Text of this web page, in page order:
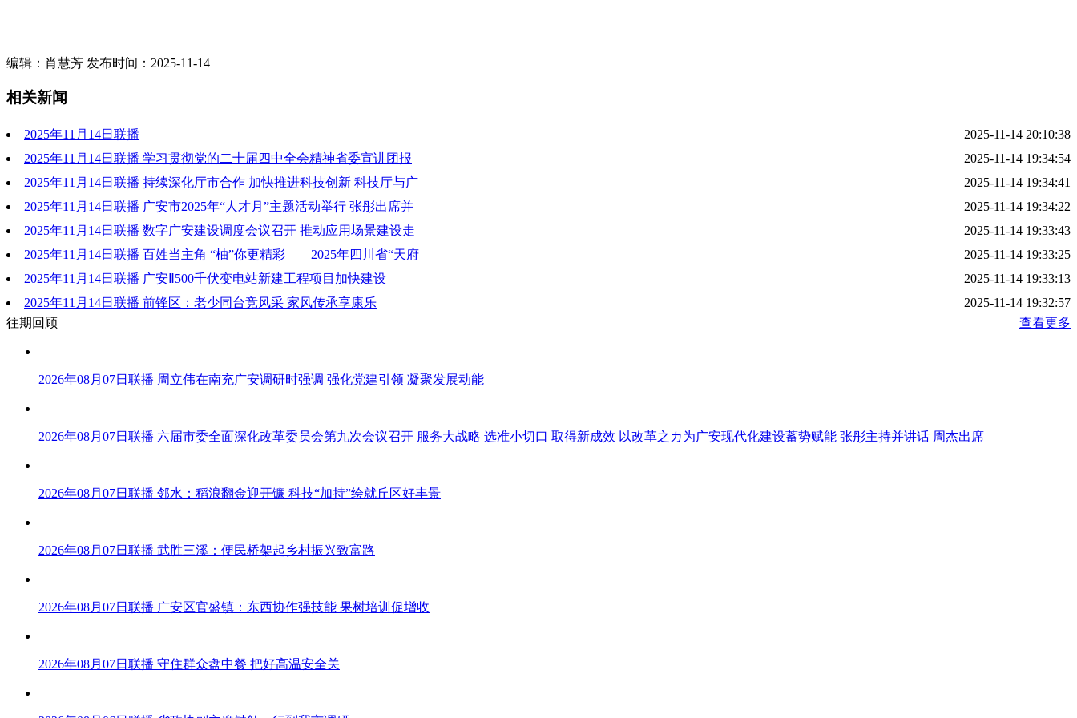
编辑：肖慧芳 发布时间：2025-11-14
相关新闻
2025年11月14日联播
2025-11-14 20:10:38
2025年11月14日联播 学习贯彻党的二十届四中全会精神省委宣讲团报
告会举行 路松明作宣讲报告 张彤主持 刘襄渝张力甘用德陈伟出席
2025-11-14 19:34:54
2025年11月14日联播 持续深化厅市合作 加快推进科技创新 科技厅与广
安市厅市工作会商会召开 路松明张彤出席并讲话 刘襄渝主持
2025-11-14 19:34:41
2025年11月14日联播 广安市2025年“人才月”主题活动举行 张彤出席并
致辞 石碧雷宪章潘锦功刘孝波刘襄渝出席
2025-11-14 19:34:22
2025年11月14日联播 数字广安建设调度会议召开 推动应用场景建设走
在全省前列
2025-11-14 19:33:43
2025年11月14日联播 百姓当主角 “柚”你更精彩——2025年四川省“天府
百姓大舞台”川东北片区汇演暨第十届广安龙安柚旅游文化活动启幕
2025-11-14 19:33:25
2025年11月14日联播 广安Ⅱ500千伏变电站新建工程项目加快建设
2025-11-14 19:33:13
2025年11月14日联播 前锋区：老少同台竞风采 家风传承享康乐
2025-11-14 19:32:57
往期回顾
查看更多
2026年08月07日联播 周立伟在南充广安调研时强调 强化党建引领 凝聚发展动能
2026年08月07日联播 六届市委全面深化改革委员会第九次会议召开 服务大战略 选准小切口 取得新成效 以改革之カ为广安现代化建设蓄势赋能 张彤主持并讲话 周杰出席
2026年08月07日联播 邻水：稻浪翻金迎开镰 科技“加持”绘就丘区好丰景
2026年08月07日联播 武胜三溪：便民桥架起乡村振兴致富路
2026年08月07日联播 广安区官盛镇：东西协作强技能 果树培训促增收
2026年08月07日联播 守住群众盘中餐 把好高温安全关